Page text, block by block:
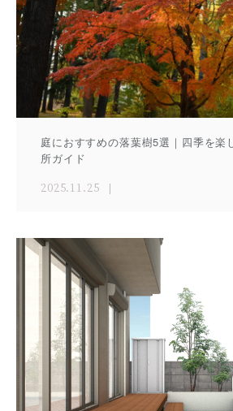
庭におすすめの落葉樹5選｜四季を楽
所ガイド
2025.11.25